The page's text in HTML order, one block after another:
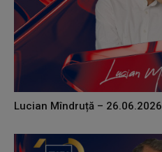
Lucian Mîndruță – 26.06.2026